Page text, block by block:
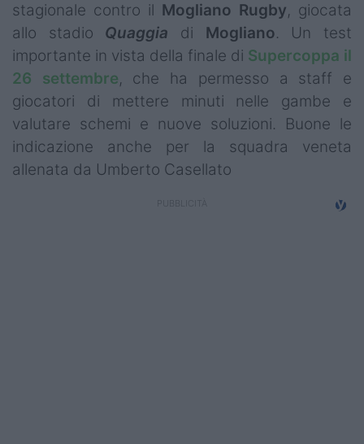
Super Rugby
Rugby in TV
Mercato
Serie A Elite
Campionati
stagionale contro il Mogliano Rugby, giocata
allo stadio Quaggia di Mogliano. Un test
importante in vista della finale di Supercoppa il
26
settembre, che ha permesso a staff e
giocatori di mettere minuti nelle gambe e
valutare schemi e nuove soluzioni. Buone le
indicazione anche per la squadra veneta
allenata da Umberto Casellato